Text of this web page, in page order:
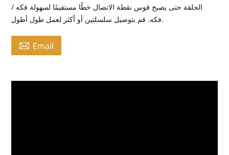
الحلقة حتى يصبح قوس نقطة الاتصال خطًا مستقيمًا لسهولة فكه /
فكه. قم بتوصيل سلسلتين أو أكثر لعمل طول أطول.
 Email